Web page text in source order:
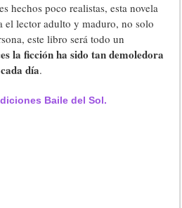
hechos poco realistas, esta novela
el lector adulto y maduro, no solo
este libro será todo un
la ficción ha sido tan demoledora
día.
Baile del Sol.